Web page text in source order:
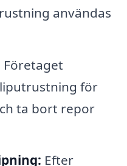
användas
Företaget
för
ta bort repor
Efter